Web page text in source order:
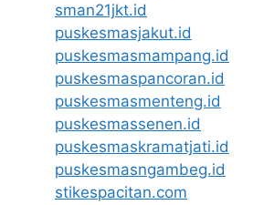
sman21jkt.id
puskesmasjakut.id
puskesmasmampang.id
puskesmaspancoran.id
puskesmasmenteng.id
puskesmassenen.id
puskesmaskramatjati.id
puskesmasngambeg.id
stikespacitan.com